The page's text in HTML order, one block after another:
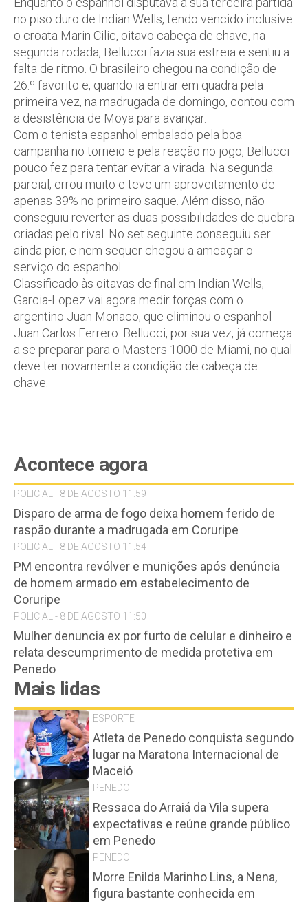
no piso duro de Indian Wells, tendo vencido inclusive
o croata Marin Cilic, oitavo cabeça de chave, na
segunda rodada, Bellucci fazia sua estreia e sentiu a
falta de ritmo. O brasileiro chegou na condição de
26.º favorito e, quando ia entrar em quadra pela
primeira vez, na madrugada de domingo, contou com
a desistência de Moya para avançar.
Com o tenista espanhol embalado pela boa
campanha no torneio e pela reação no jogo, Bellucci
pouco fez para tentar evitar a virada. Na segunda
parcial, errou muito e teve um aproveitamento de
apenas 39% no primeiro saque. Além disso, não
conseguiu reverter as duas possibilidades de quebra
criadas pelo rival. No set seguinte conseguiu ser
ainda pior, e nem sequer chegou a ameaçar o
serviço do espanhol.
Classificado às oitavas de final em Indian Wells,
Garcia-Lopez vai agora medir forças com o
argentino Juan Monaco, que eliminou o espanhol
Juan Carlos Ferrero. Bellucci, por sua vez, já começa
a se preparar para o Masters 1000 de Miami, no qual
deve ter novamente a condição de cabeça de
chave.
Acontece agora
POLICIAL - 8 DE AGOSTO 11:59
Disparo de arma de fogo deixa homem ferido de
raspão durante a madrugada em Coruripe
POLICIAL - 8 DE AGOSTO 11:54
PM encontra revólver e munições após denúncia
de homem armado em estabelecimento de
Coruripe
POLICIAL - 8 DE AGOSTO 11:50
Mulher denuncia ex por furto de celular e dinheiro e
relata descumprimento de medida protetiva em
Penedo
Mais lidas
ESPORTE
Atleta de Penedo conquista segundo
lugar na Maratona Internacional de
Maceió
PENEDO
Ressaca do Arraiá da Vila supera
expectativas e reúne grande público
em Penedo
PENEDO
Morre Enilda Marinho Lins, a Nena,
figura bastante conhecida em